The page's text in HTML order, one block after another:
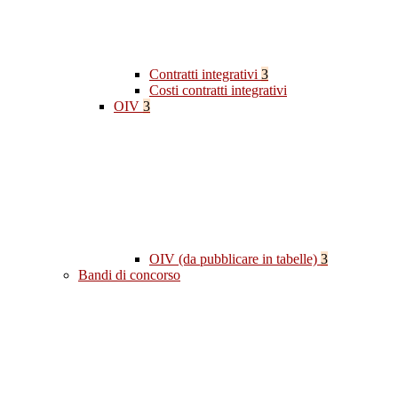
Contratti integrativi 3
Costi contratti integrativi
OIV 3
OIV (da pubblicare in tabelle) 3
Bandi di concorso